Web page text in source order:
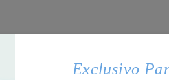
Exclusivo